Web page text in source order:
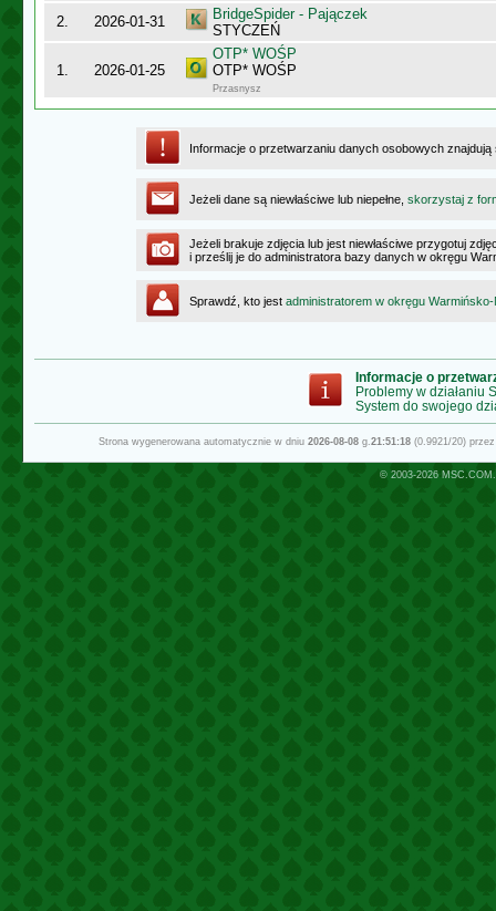
2.
2026-01-31
BridgeSpider - Pajączek
STYCZEŃ
1. 2026-01-25
OTP* WOŚP
OTP* WOŚP
Przasnysz
Informacje o przetwarzaniu danych osobowych
Jeżeli dane są niewłaściwe lub niepełne, skorzystaj z
Jeżeli brakuje zdjęcia lub jest niewłaściwe przygotuj
i prześlij je do administratora bazy danych w okręgu
Sprawdź, kto jest administratorem w okręgu
Informacje o
Problemy w działaniu
System do swojego
Strona wygenerowana automatycznie w dniu 2026-08-08g.21:51:18(0.9921/20)
© 2003-2026